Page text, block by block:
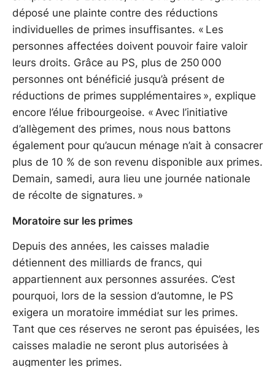
déposé une plainte contre des réductions
individuelles de primes insuffisantes. « Les
personnes affectées doivent pouvoir faire valoir
leurs droits. Grâce au PS, plus de 250 000
personnes ont bénéficié jusqu’à présent de
réductions de primes supplémentaires », explique
encore l’élue fribourgeoise. « Avec l’initiative
d’allègement des primes, nous nous battons
également pour qu’aucun ménage n’ait à consacrer
plus de 10 % de son revenu disponible aux primes.
Demain, samedi, aura lieu une journée nationale
de récolte de signatures. »
Moratoire sur les primes
Depuis des années, les caisses maladie
détiennent des milliards de francs, qui
appartiennent aux personnes assurées. C’est
pourquoi, lors de la session d’automne, le PS
exigera un moratoire immédiat sur les primes.
Tant que ces réserves ne seront pas épuisées, les
caisses maladie ne seront plus autorisées à
augmenter les primes.